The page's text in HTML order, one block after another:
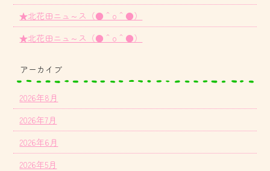
★北花田ニュ～ス（●＾o＾●）
★北花田ニュ～ス（●＾o＾●）
アーカイブ
2026年8月
2026年7月
2026年6月
2026年5月